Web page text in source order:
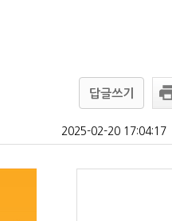
답글쓰기
2025-02-20 17:04:17